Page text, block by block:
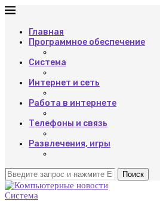
Главная
Программное обеспечение
Система
Интернет и сеть
Работа в интернете
Телефоны и связь
Развлечения, игры
Поиск
Система